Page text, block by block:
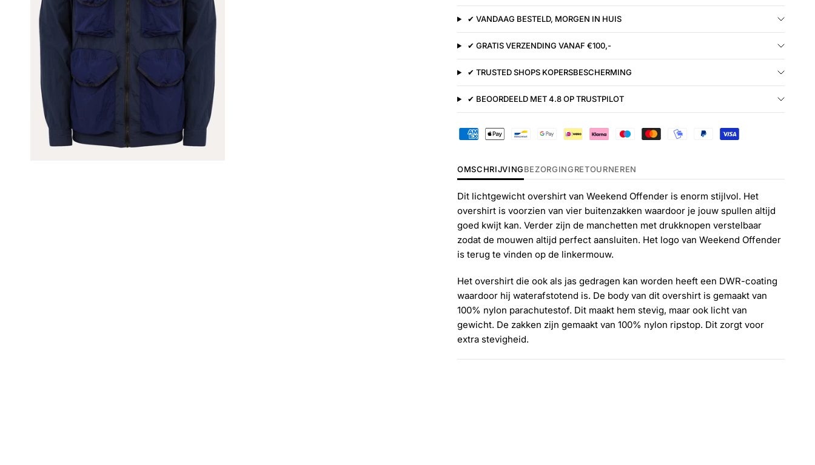
✔ VANDAAG BESTELD, MORGEN IN HUIS
✔ GRATIS VERZENDING VANAF €100,-
✔ TRUSTED SHOPS KOPERSBESCHERMING
✔ BEOORDEELD MET 4.8 OP TRUSTPILOT
OMSCHRIJVINGBEZORGINGRETOURNEREN
Dit lichtgewicht overshirt van Weekend Offender is enorm stijlvol. Het
overshirt is voorzien van vier buitenzakken waardoor je jouw spullen altijd
goed kwijt kan. Verder zijn de manchetten met drukknopen verstelbaar
zodat de mouwen altijd perfect aansluiten. Het logo van Weekend Offender
is terug te vinden op de linkermouw.
Het overshirt die ook als jas gedragen kan worden heeft een DWR-coating
waardoor hij waterafstotend is. De body van dit overshirt is gemaakt van
100% nylon parachutestof. Dit maakt hem stevig, maar ook licht van
gewicht. De zakken zijn gemaakt van 100% nylon ripstop. Dit zorgt voor
extra stevigheid.